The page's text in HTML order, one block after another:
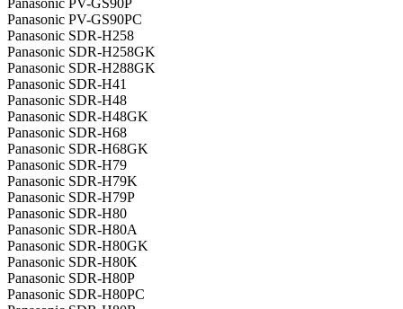
Panasonic PV-GS90P
Panasonic PV-GS90PC
Panasonic SDR-H258
Panasonic SDR-H258GK
Panasonic SDR-H288GK
Panasonic SDR-H41
Panasonic SDR-H48
Panasonic SDR-H48GK
Panasonic SDR-H68
Panasonic SDR-H68GK
Panasonic SDR-H79
Panasonic SDR-H79K
Panasonic SDR-H79P
Panasonic SDR-H80
Panasonic SDR-H80A
Panasonic SDR-H80GK
Panasonic SDR-H80K
Panasonic SDR-H80P
Panasonic SDR-H80PC